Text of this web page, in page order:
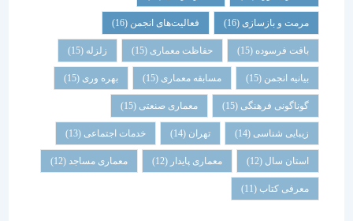
مرمت و بازسازی(16) فعالیت‌های انجمن(16)
بافت فرسوده (15) حفاظت معماری (15) زلزله
بیانیه انجمن(15) مسابقه معماری (15) بهره وری(15)
گوناگونی فرهنگی (15) معماری صنعتی(15)
زیبایی شناسی (14) تهران خدمات اجتماعی (13)
استان سال(12) معماری پایدار (12) معماری مساجد(12)
معرفی کتاب(11)